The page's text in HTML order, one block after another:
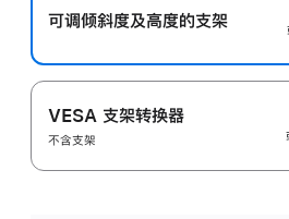
可调倾斜度及高‍度的支‍架
VESA 支架转换器
不含支架